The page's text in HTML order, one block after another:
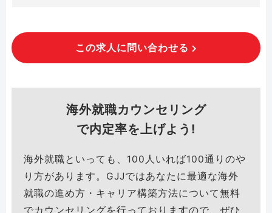
この求人に問い合わせる
海外就職カウンセリング
で内定率を上げよう!
海外就職といっても、100人いれば100通りのや
り方があります。GJJではあなたに最適な海外
就職の進め方・キャリア構築方法について無料
でカウンセリングを行っておりますので、ぜひ